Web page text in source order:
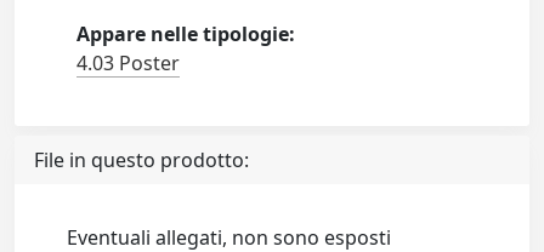
Appare nelle tipologie:
4.03 Poster
File in questo prodotto:
Eventuali allegati, non sono esposti